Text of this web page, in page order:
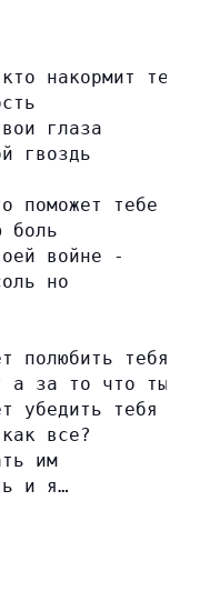
накормит тебя
глаза
гвоздь
поможет тебе
боль
войне -
но
полюбить тебя?
а за то что ты
убедить тебя
все?
им
и я…